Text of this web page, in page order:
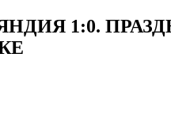
1:0.